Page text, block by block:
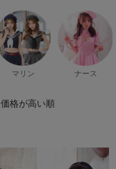
マリン ナース
価格が高い順